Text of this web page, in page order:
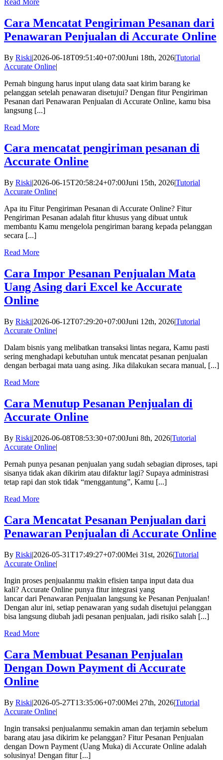
Cara Mencatat Pengiriman Pesanan dari
Penawaran Penjualan di Accurate Online
By Riski|2026-06-18T09:51:40+07:00Juni 18th, 2026|Tutorial
Accurate Online|
Pernah bingung harus input ulang data saat kirim barang ke
pelanggan setelah penawaran disetujui? Dengan fitur Pengiriman
Pesanan dari Penawaran Penjualan di Accurate Online, kamu bisa
langsung [...]
Read More
Cara mencatat pengiriman pesanan di
Accurate Online
By Riski|2026-06-15T20:58:24+07:00Juni 15th, 2026|Tutorial
Accurate Online|
Apa itu Fitur Pengiriman Pesanan di Accurate Online? Fitur
Pengiriman Pesanan adalah fitur khusus yang dibuat untuk
membantu Kamu mengelola pengiriman barang kepada pelanggan
secara [...]
Read More
Cara Impor Pesanan Penjualan Mata
Uang Asing dari Excel ke Accurate
Online
By Riski|2026-06-12T07:29:20+07:00Juni 12th, 2026|Tutorial
Accurate Online|
Dalam bisnis yang melibatkan transaksi lintas negara, Kamu pasti
sering menghadapi kebutuhan untuk mencatat pesanan penjualan
dengan berbagai mata uang asing. Jika dilakukan secara manual, [...]
Read More
Cara Menutup Pesanan Penjualan di
Accurate Online
By Riski|2026-06-08T08:53:30+07:00Juni 8th, 2026|Tutorial
Accurate Online|
Pernah punya pesanan penjualan yang sudah sebagian diproses, tapi
sisanya tidak akan dikirim atau difaktur lagi? Supaya administrasi
tetap rapi dan stok tidak “menggantung”, Kamu [...]
Read More
Cara Mencatat Pesanan Penjualan dari
Penawaran Penjualan di Accurate Online
By Riski|2026-05-31T17:49:27+07:00Mei 31st, 2026|Tutorial
Accurate Online|
Ingin proses penjualanmu makin efisien tanpa input data dua
kali? Accurate Online punya fitur integrasi yang
lancar dari Penawaran Penjualan langsung ke Pesanan Penjualan!
Dengan alur ini, setiap penawaran yang sudah disetujui pelanggan
bisa langsung diubah jadi pesanan penjualan, jadi risiko salah [...]
Read More
Cara Membuat Pesanan Penjualan
Dengan Down Payment di Accurate
Online
By Riski|2026-05-27T13:35:06+07:00Mei 27th, 2026|Tutorial
Accurate Online|
Ingin transaksi penjualanmu semakin aman dan terjamin sebelum
barang atau jasa dikirim ke pelanggan? Fitur Pesanan Penjualan
dengan Down Payment (Uang Muka) di Accurate Online adalah
solusinya! Dengan fitur [...]